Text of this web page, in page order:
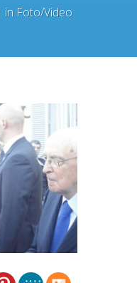
in Foto/Video